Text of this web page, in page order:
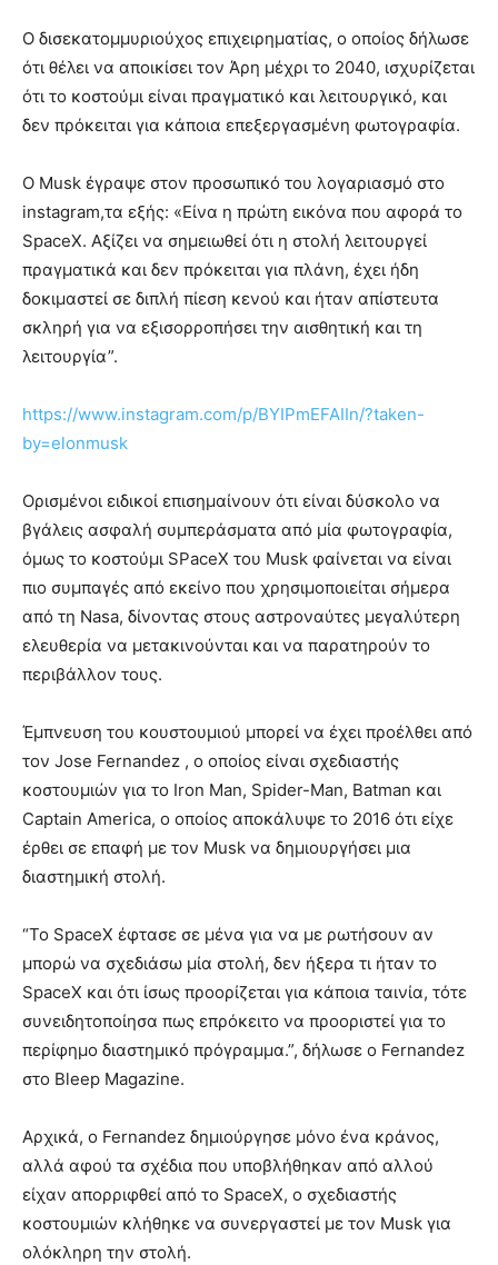
Ο δισεκατομμυριούχος επιχειρηματίας, ο οποίος δήλωσε
ότι θέλει να αποικίσει τον Άρη μέχρι το 2040, ισχυρίζεται
ότι το κοστούμι είναι πραγματικό και λειτουργικό, και
δεν πρόκειται για κάποια επεξεργασμένη φωτογραφία.
Ο Musk έγραψε στον προσωπικό του λογαριασμό στο
instagram,τα εξής: «Είνα η πρώτη εικόνα που αφορά το
SpaceX. Αξίζει να σημειωθεί ότι η στολή λειτουργεί
πραγματικά και δεν πρόκειται για πλάνη, έχει ήδη
δοκιμαστεί σε διπλή πίεση κενού και ήταν απίστευτα
σκληρή για να εξισορροπήσει την αισθητική και τη
λειτουργία”.
https://www.instagram.com/p/BYIPmEFAIIn/?taken-
by=elonmusk
Ορισμένοι ειδικοί επισημαίνουν ότι είναι δύσκολο να
βγάλεις ασφαλή συμπεράσματα από μία φωτογραφία,
όμως το κοστούμι SPaceX του Musk φαίνεται να είναι
πιο συμπαγές από εκείνο που χρησιμοποιείται σήμερα
από τη Nasa, δίνοντας στους αστροναύτες μεγαλύτερη
ελευθερία να μετακινούνται και να παρατηρούν το
περιβάλλον τους.
Έμπνευση του κουστουμιού μπορεί να έχει προέλθει από
τον Jose Fernandez , ο οποίος είναι σχεδιαστής
κοστουμιών για το Iron Man, Spider-Man, Batman και
Captain America, ο οποίος αποκάλυψε το 2016 ότι είχε
έρθει σε επαφή με τον Musk να δημιουργήσει μια
διαστημική στολή.
“Το SpaceX έφτασε σε μένα για να με ρωτήσουν αν
μπορώ να σχεδιάσω μία στολή, δεν ήξερα τι ήταν το
SpaceX και ότι ίσως προορίζεται για κάποια ταινία, τότε
συνειδητοποίησα πως επρόκειτο να προοριστεί για το
περίφημο διαστημικό πρόγραμμα.”, δήλωσε ο Fernandez
στο Bleep Magazine.
Αρχικά, ο Fernandez δημιούργησε μόνο ένα κράνος,
αλλά αφού τα σχέδια που υποβλήθηκαν από αλλού
είχαν απορριφθεί από το SpaceX, ο σχεδιαστής
κοστουμιών κλήθηκε να συνεργαστεί με τον Musk για
ολόκληρη την στολή.